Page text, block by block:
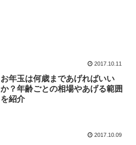
2017.10.11
お年玉は何歳まであげればいい
か？年齢ごとの相場やあげる範囲
を紹介
2017.10.09